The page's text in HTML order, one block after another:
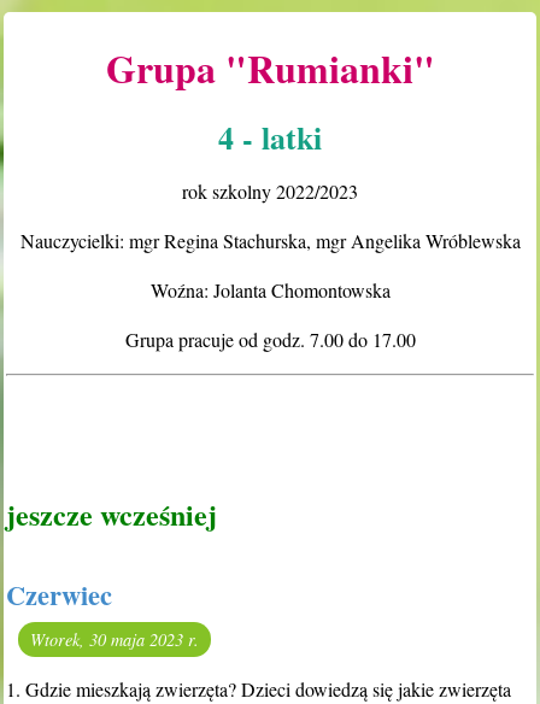
Grupa "Rumianki"
4 - latki
rok szkolny 2022/2023
Nauczycielki: mgr Regina Stachurska, mgr Angelika Wróblewska
Woźna: Jolanta Chomontowska
Grupa pracuje od godz. 7.00 do 17.00
jeszcze wcześniej
Czerwiec
Wtorek, 30 maja 2023 r.
1. Gdzie mieszkają zwierzęta? Dzieci dowiedzą się jakie zwierzęta